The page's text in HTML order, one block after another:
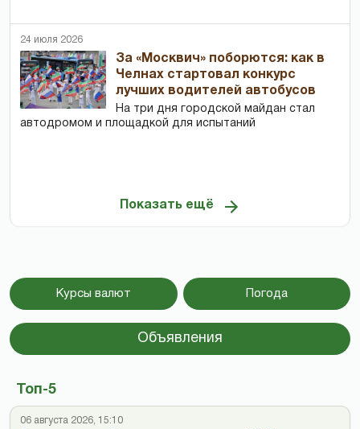
24 июля 2026
За «Москвич» поборются: как в
Челнах стартовал конкурс
лучших водителей автобусов
На три дня городской майдан стал
автодромом и площадкой для испытаний
Показать ещё
Курсы валют Погода
Объявления
Топ-5
06 августа 2026, 15:10